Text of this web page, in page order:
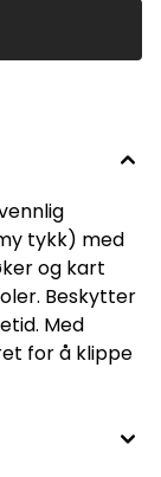
tykk) med
og kart
Beskytter
Med
for å klippe